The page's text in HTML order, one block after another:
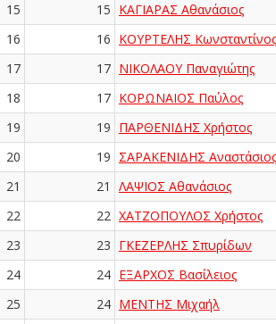
15
15 ΚΑΓΙΑΡΑΣ Αθανάσιος
16
16 ΚΟΥΡΤΕΛΗΣ Κωνσταντίνος
17
17 ΝΙΚΟΛΑΟΥ Παναγιώτης
18
17 ΚΟΡΩΝΑΙΟΣ Παύλος
19
19 ΠΑΡΘΕΝΙΔΗΣ Χρήστος
20
19 ΣΑΡΑΚΕΝΙΔΗΣ Αναστάσιος
21
21 ΛΑΨΙΟΣ Αθανάσιος
22
22 ΧΑΤΖΟΠΟΥΛΟΣ Χρήστος
23
23 ΓΚΕΖΕΡΛΗΣ Σπυρίδων
24
24 ΕΞΑΡΧΟΣ Βασίλειος
25
24 ΜΕΝΤΗΣ Μιχαήλ